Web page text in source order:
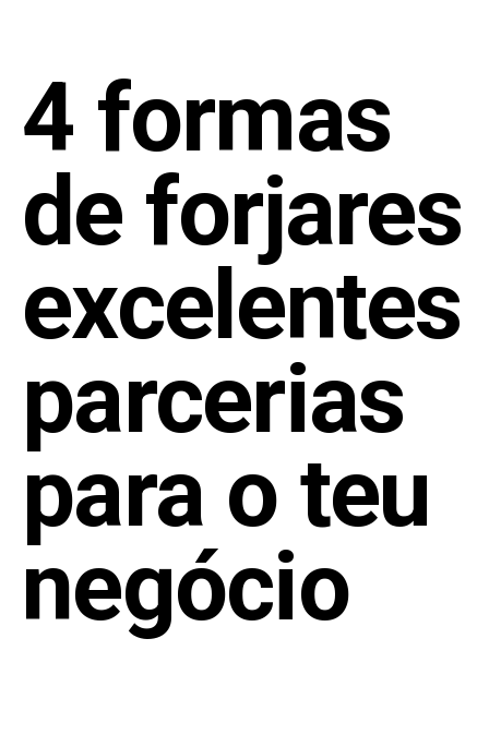
4 formas
de forjares
excelentes
parcerias
para o teu
negócio